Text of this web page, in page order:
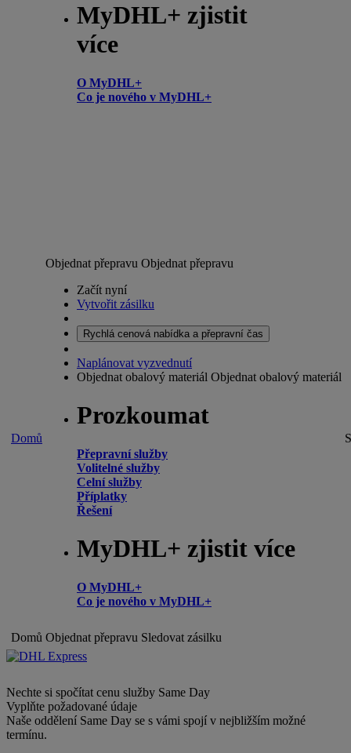
MyDHL+ zjistit
více
O MyDHL+
Co je nového v MyDHL+
Domů
Objednat přepravu Objednat přepravu
Začít nyní
Vytvořit zásilku
Rychlá cenová nabídka a přepravní čas
Naplánovat vyzvednutí
Objednat obalový materiál Objednat obalový materiál
Prozkoumat
Přepravní služby
Volitelné služby
Celní služby
Příplatky
Řešení
MyDHL+ zjistit více
O MyDHL+
Co je nového v MyDHL+
Domů Objednat přepravu Sledovat zásilku
Nechte si spočítat cenu služby Same Day
Vyplňte požadované údaje
Naše oddělení Same Day se s vámi spojí v nejbližším možné
termínu.